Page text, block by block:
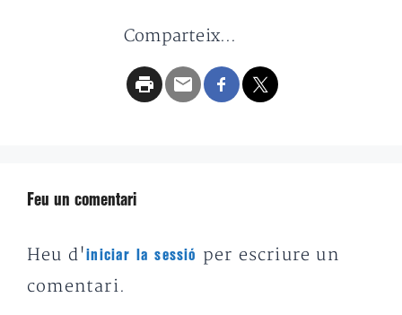
Comparteix...
Feu un comentari
Heu d'iniciar la sessió
per escriure un
comentari.